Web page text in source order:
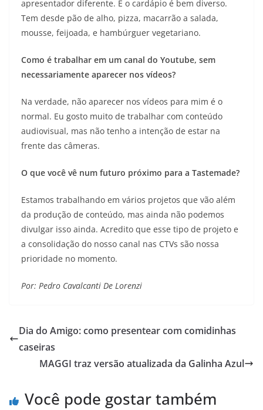
apresentador diferente. E o cardápio é bem diverso.
Tem desde pão de alho, pizza, macarrão a salada,
mousse, feijoada, e hambúrguer vegetariano.
Como é trabalhar em um canal do Youtube, sem
necessariamente aparecer nos vídeos?
Na verdade, não aparecer nos vídeos para mim é o
normal. Eu gosto muito de trabalhar com conteúdo
audiovisual, mas não tenho a intenção de estar na
frente das câmeras.
O que você vê num futuro próximo para a Tastemade?
Estamos trabalhando em vários projetos que vão além
da produção de conteúdo, mas ainda não podemos
divulgar isso ainda. Acredito que esse tipo de projeto e
a consolidação do nosso canal nas CTVs são nossa
prioridade no momento.
Por: Pedro Cavalcanti De Lorenzi
Dia do Amigo: como presentear com comidinhas
caseiras
MAGGI traz versão atualizada da Galinha Azul
Você pode gostar também